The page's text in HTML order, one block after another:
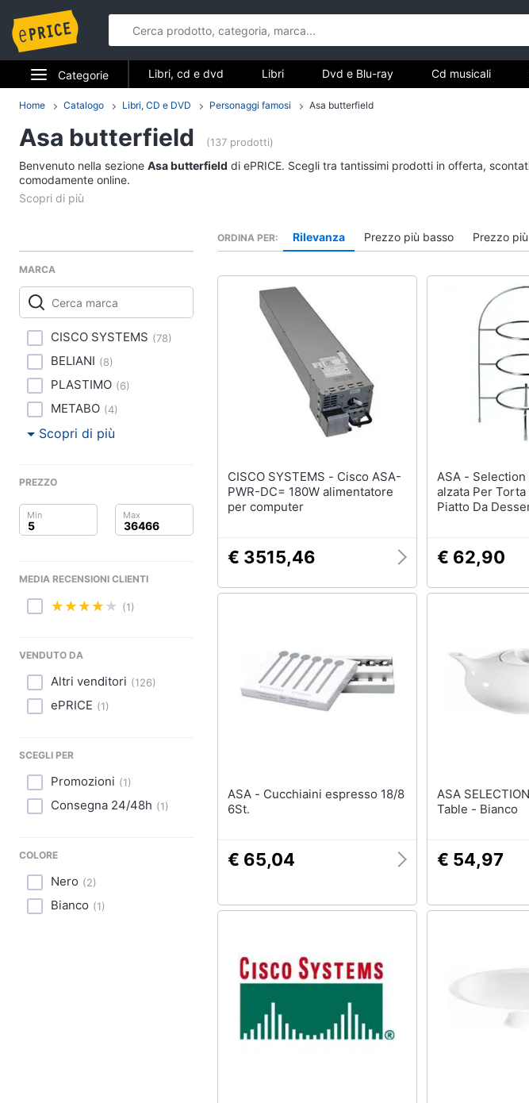
Categorie
Elettrodomestici
Informatica
Telefonia
Smart home
Videogiochi
Audio e musica
Clima
Arredo
Brico e Giardinaggio
Giocattoli
Fotografia
Abbigliamento
Sport
Animali
Motori
Promozioni
Libri, cd e dvd
Libri di Arte, Design e
Vedi tutti
DVD Film
Vedi tutti
Libri, cd e dvd Libri Dvd e Blu-ray Cd musicali
Home Catalogo Libri, CD e DVD Personaggi famosi Asa butterfield
Asa butterfield (137 prodotti)
Benvenuto nella sezione Asa butterfield di ePRICE. Scegli tra tantissimi prodotti in offerta,
comodamente online.
MARCA
CISCO SYSTEMS (78)
BELIANI (8)
PLASTIMO (6)
METABO (4)
Scopri di più
PREZZO
MEDIA RECENSIONI CLIENTI
(1)
VENDUTO DA
Altri venditori (126)
ePRICE (1)
SCEGLI PER
Promozioni (1)
Consegna 24/48h (1)
COLORE
Nero (2)
Bianco (1)
ORDINA PER Rilevanza Prezzo più basso Prezzo
CISCO SYSTEMS - Cisco ASA-
PWR-DC= 180W alimentatore
per computer
€ 3515,46
ASA - Selection 99201950-
alzata Per
Piatto Da
€ 62,90
ASA - Cucchiaini espresso 18/8
6St.
€ 65,04
ASA SELECTION -
Table - Bianco
€ 54,97